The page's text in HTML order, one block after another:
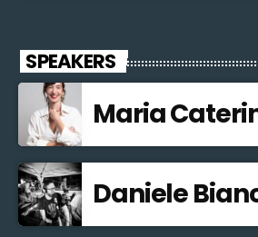
SPEAKERS
Maria
Daniele